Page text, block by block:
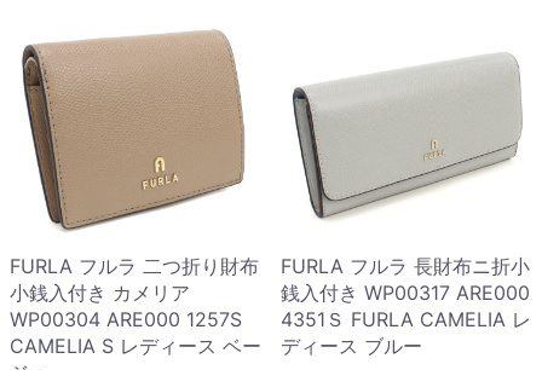
FURLA フルラ 二つ折り財布
小銭入付き カメリア
WP00304 ARE000 1257S
CAMELIA S レディース ベー
FURLA フルラ 長財布ニ折小
銭入付き WP00317 ARE000
4351Ｓ FURLA CAMELIA レ
ディース ブルー